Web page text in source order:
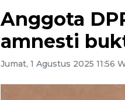
Anggota
amnesti
Jumat, 1 Agustus 2025 11:56